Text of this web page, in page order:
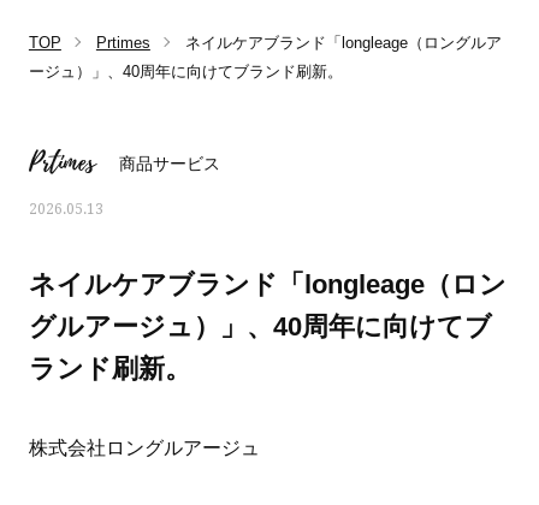
TOP Prtimes
ネイルケアブランド「longleage（ロングルア
ージュ）」、40周年に向けてブランド刷新。
Prtimes 商品サービス
2026.05.13
ネイルケアブランド「longleage（ロン
グルアージュ）」、40周年に向けてブ
ランド刷新。
株式会社ロングルアージュ